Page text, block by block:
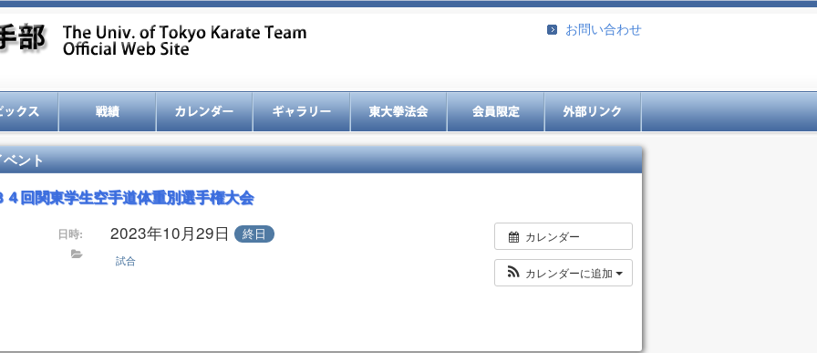
お問い合わせ
ベント
４回関東学生空手道体重別選手権大会
カレンダー
カレンダーに追加
日時: 2023年10月29日 終日
試合